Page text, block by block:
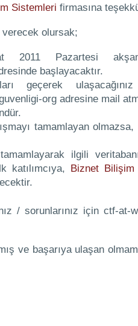
Sistemleri firmasına
verecek olursak;
2011 Pazartesi
başlayacaktır.
geçerek
org adresine mail
tamamlayan olmazsa,
ilgili
katılımcıya, Biznet
/ sorunlarınız için ctf-at-
ve başarıya ulaşan